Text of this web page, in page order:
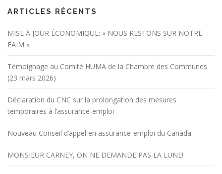
ARTICLES RÉCENTS
MISE À JOUR ÉCONOMIQUE: « NOUS RESTONS SUR NOTRE
FAIM »
Témoignage au Comité HUMA de la Chambre des Communes
(23 mars 2026)
Déclaration du CNC sur la prolongation des mesures
temporaires à l’assurance-emploi
Nouveau Conseil d’appel en assurance-emploi du Canada
MONSIEUR CARNEY, ON NE DEMANDE PAS LA LUNE!